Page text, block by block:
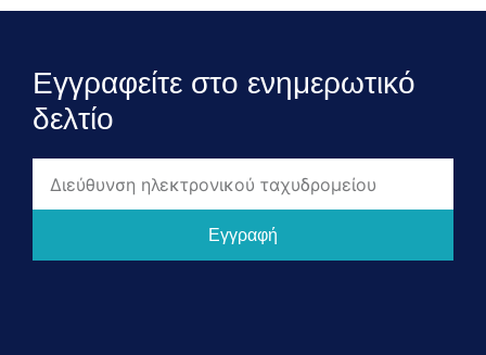
Εγγραφείτε στο ενημερωτικό
δελτίο
Εγγραφή